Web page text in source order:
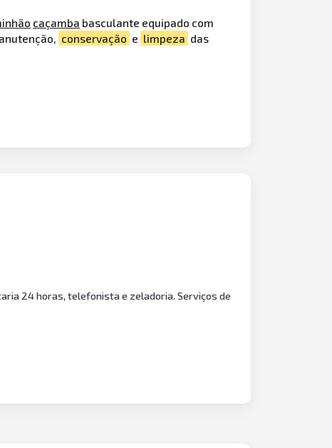
caçamba basculante equipado com
conservação e limpeza das
24 horas, telefonista e zeladoria. Serviços de